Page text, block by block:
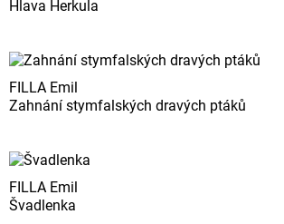
Hlava Herkula
FILLA Emil
Zahnání stymfalských dravých ptáků
FILLA Emil
Švadlenka